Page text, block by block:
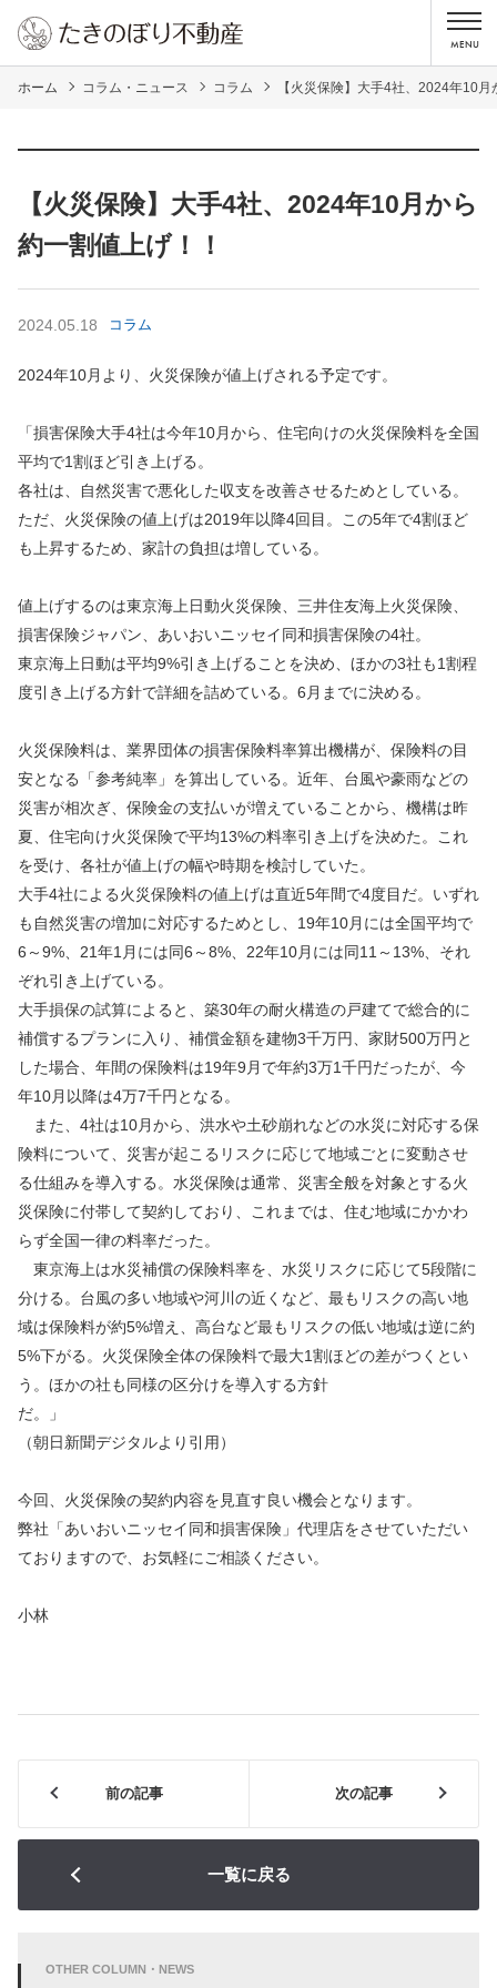
ホーム コラム・ニュース コラム 【火災保険】大手4社、2024年10
【火災保険】大手4社、2024年10月から
約一割値上げ！！
2024.05.18 コラム
2024年10月より、火災保険が値上げされる予定です。
「損害保険大手4社は今年10月から、住宅向けの火災保険料を全国
平均で1割ほど引き上げる。
各社は、自然災害で悪化した収支を改善させるためとしている。
ただ、火災保険の値上げは2019年以降4回目。この5年で4割ほど
も上昇するため、家計の負担は増している。
値上げするのは東京海上日動火災保険、三井住友海上火災保険、
損害保険ジャパン、あいおいニッセイ同和損害保険の4社。
東京海上日動は平均9%引き上げることを決め、ほかの3社も1割程
度引き上げる方針で詳細を詰めている。6月までに決める。
火災保険料は、業界団体の損害保険料率算出機構が、保険料の目
安となる「参考純率」を算出している。近年、台風や豪雨などの
災害が相次ぎ、保険金の支払いが増えていることから、機構は昨
夏、住宅向け火災保険で平均13%の料率引き上げを決めた。これ
を受け、各社が値上げの幅や時期を検討していた。
大手4社による火災保険料の値上げは直近5年間で4度目だ。いずれ
も自然災害の増加に対応するためとし、19年10月には全国平均で
6～9%、21年1月には同6～8%、22年10月には同11～13%、それ
ぞれ引き上げている。
大手損保の試算によると、築30年の耐火構造の戸建てで総合的に
補償するプランに入り、補償金額を建物3千万円、家財500万円と
した場合、年間の保険料は19年9月で年約3万1千円だったが、今
年10月以降は4万7千円となる。
また、4社は10月から、洪水や土砂崩れなどの水災に対応する保
険料について、災害が起こるリスクに応じて地域ごとに変動させ
る仕組みを導入する。水災保険は通常、災害全般を対象とする火
災保険に付帯して契約しており、これまでは、住む地域にかかわ
らず全国一律の料率だった。
東京海上は水災補償の保険料率を、水災リスクに応じて5段階に
分ける。台風の多い地域や河川の近くなど、最もリスクの高い地
域は保険料が約5%増え、高台など最もリスクの低い地域は逆に約
5%下がる。火災保険全体の保険料で最大1割ほどの差がつくとい
う。ほかの社も同様の区分けを導入する方針
だ。
（朝日新聞デジタルより引用）
今回、火災保険の契約内容を見直す良い機会となります。
弊社「あいおいニッセイ同和損害保険」代理店をさせていただい
ておりますので、お気軽にご相談ください。
小林
前の記事
一覧に戻る
次の記事
OTHER COLUMN・NEWS